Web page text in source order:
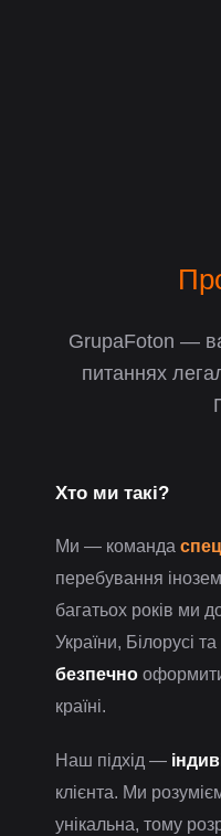
GrupaFoton —
питаннях
Хто ми такі?
Ми — команда
перебування
багатьох років ми
України, Білорусі
безпечно
країні.
Наш підхід —
клієнта. Ми
унікальна, тому